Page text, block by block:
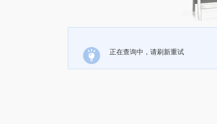
正在查询中，请刷新重试